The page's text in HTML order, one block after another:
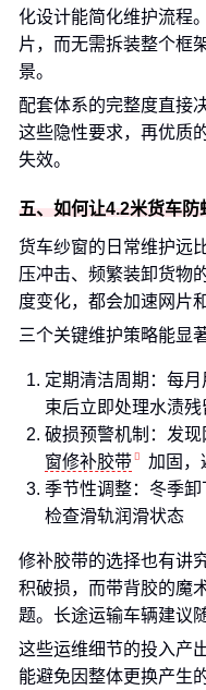
化设计能简化维护流程
片，而无需拆装整个框
景。
配套体系的完整度直接
这些隐性要求，再优质
失效。
五、如何让4.2米货车防
货车纱窗的日常维护远
压冲击、频繁装卸货物
度变化，都会加速网片
三个关键维护策略能显
定期清洁周期：每月
束后立即处理水渍残
破损预警机制：发
窗修补胶带
加固，
季节性调整：冬季
检查滑轨润滑状态
修补胶带的选择也有讲
积破损，而带背胶的魔
题。长途运输车辆建议
这些运维细节的投入
能避免因整体更换产生